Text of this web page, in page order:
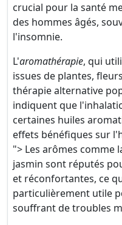
crucial pour la santé
des hommes âgés,
l'insomnie.
L'aromathérapie, qui
issues de plantes,
thérapie alternative
indiquent que
certaines huiles
effets bénéfiques sur
"> Les arômes comme
jasmin sont réputés
et réconfortantes, ce
particulièrement utile
souffrant de troubles